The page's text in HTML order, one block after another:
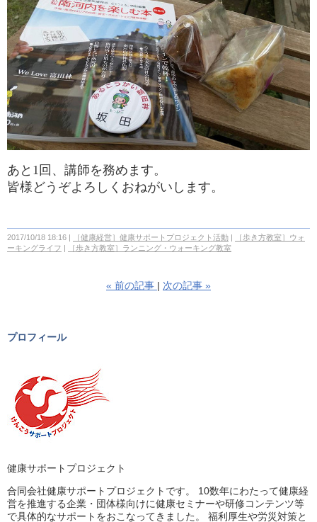
あと1回、講師を務めます。
皆様どうぞよろしくおねがいします。
2017/10/18 18:16 ［健康経営］健康サポートプロジェクト活動
［歩き方教室］ウォ
ーキングライフ
［歩き方教室］ランニング・ウォーキング教室
« 前の記事 次の記事 »
プロフィール
健康サポートプロジェクト
合同会社健康サポートプロジェクトです。 10数年にわたって健康経
営を推進する企業・団体様向けに健康セミナーや研修コンテンツ等
で具体的なサポートをおこなってきました。 福利厚生や労災対策と